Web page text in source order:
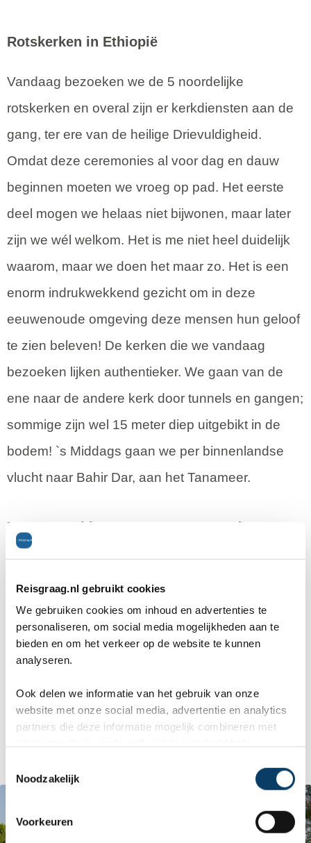
Reisgraag.nl gebruikt cookies
We gebruiken cookies om inhoud en advertenties te
personaliseren, om social media mogelijkheden aan te
bieden en om het verkeer op de website te kunnen
analyseren.
Ook delen we informatie van het gebruik van onze
website met onze social media, advertentie en analytics
partners die deze informatie mogelijk combineren met
e
Noodzakelijk
Voorkeuren
Rotskerken in Ethiopië
Vandaag bezoeken we de 5 noordelijke
rotskerken en overal zijn er kerkdiensten aan de
gang, ter ere van de heilige Drievuldigheid.
Omdat deze ceremonies al voor dag en dauw
beginnen moeten we vroeg op pad. Het eerste
deel mogen we helaas niet bijwonen, maar later
zijn we wél welkom. Het is me niet heel duidelijk
waarom, maar we doen het maar zo. Het is een
enorm indrukwekkend gezicht om in deze
eeuwenoude omgeving deze mensen hun geloof
te zien beleven! De kerken die we vandaag
bezoeken lijken authentieker. We gaan van de
ene naar de andere kerk door tunnels en gangen;
sommige zijn wel 15 meter diep uitgebikt in de
bodem! `s Middags gaan we per binnenlandse
vlucht naar Bahir Dar, aan het Tanameer.
DEEL 2. Bahir Dar, Tanameer, Gondar
(Timkat)
In Bahir Dar verblijven wij in een typisch
Ethiopisch hotel: ooit mooi geweest, en helaas
niet onderhouden. Maar de omgeving is prachtig.
Bahir Dar is Italiaans ingericht. We krijgen een
lekker buffet met een mooi uitzicht op het
Tanameer!